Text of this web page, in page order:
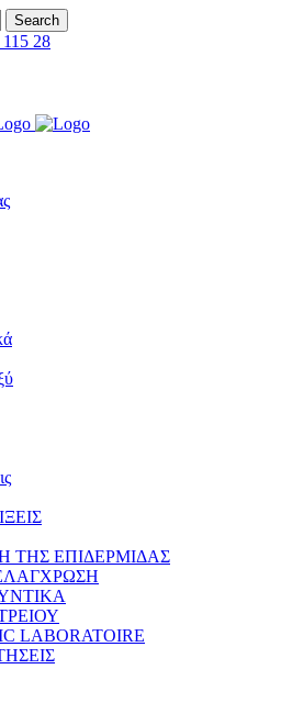
28
ΤΗΣ ΕΠΙΔΕΡΜΙΔΑΣ
LABORATOIRE